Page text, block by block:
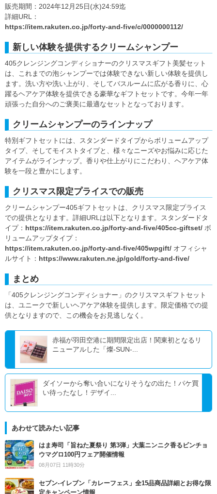
販売期間：2024年12月25日(水)24:59迄
詳細URL：
https://item.rakuten.co.jp/forty-and-five/c/0000000112/
新しい体験を提供するクリームシャンプー
405クレンジングコンディショナーのクリスマスギフト美髪セット
は、これまでの泡シャンプーでは体験できない新しい体験を提供し
ます。洗い方や洗い上がり、そしてバスルームに広がる香りに、心
躍るヘアケア体験を提供できる豪華なギフトセットです。今年一年
頑張った自分へのご褒美に最適なセットとなっております。
クリームシャンプーのラインナップ
特別ギフトセットには、スタンダードタイプからボリュームアップ
タイプ、そしてモイストタイプと、様々なニーズやお悩みに応じた
アイテムがラインナップ。香りや仕上がりにこだわり、ヘアケア体
験を一段と豊かにします。
クリスマス限定プライスでの販売
クリームシャンプー405ギフトセットは、クリスマス限定プライス
での提供となります。詳細URLは以下となります。スタンダードタ
イプ： https://item.rakuten.co.jp/forty-and-five/405cc-giftset/ ボ
リュームアップタイプ：
https://item.rakuten.co.jp/forty-and-five/405wpgift/ オフィシャ
ルサイト： https://www.rakuten.ne.jp/gold/forty-and-five/
まとめ
「405クレンジングコンディショナー」のクリスマスギフトセット
は、ユニークで新しいヘアケア体験を提供します。限定価格での提
供となりますので、この機会をお見逃しなく。
赤福が羽田空港に期間限定出店！関東初となるリ
ニューアルした「燦-SUN-...
ダイソーから奪い合いになりそうなの出た！パケ買
い待ったなし！デザイ...
あわせて読みたい記事
はま寿司「旨ねた夏祭り 第3弾」大葉ニンニク香るビンチョ
ウマグロ100円フェア開催情報
08月07日 11時30分
セブン‐イレブン「カレーフェス」全15品商品詳細とお得な限
定キャンペーン情報